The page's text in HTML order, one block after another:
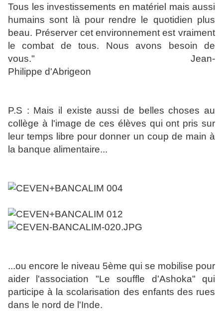
Tous les investissements en matériel mais aussi
humains sont là pour rendre le quotidien plus
beau. Préserver cet environnement est vraiment
le combat de tous. Nous avons besoin de
vous." Jean-
Philippe d'Abrigeon
P.S : Mais il existe aussi de belles choses au
collège à l'image de ces élèves qui ont pris sur
leur temps libre pour donner un coup de main à
la banque alimentaire...
...ou encore le niveau 5ème qui se mobilise pour
aider l'association "Le souffle d'Ashoka" qui
participe à la scolarisation des enfants des rues
dans le nord de l'Inde.